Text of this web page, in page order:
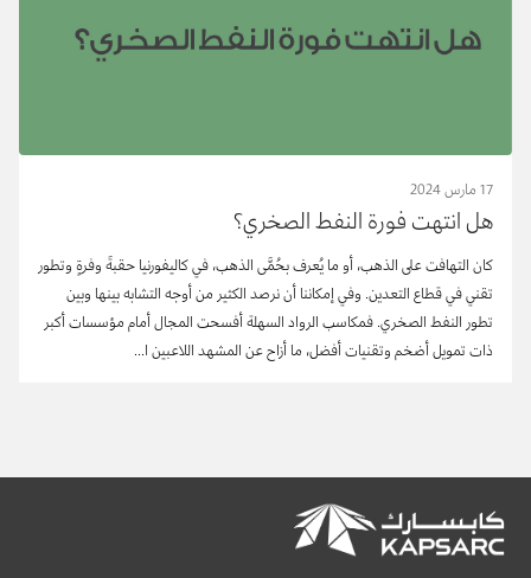
17 مارس 2024
هل انتهت فورة النفط الصخري؟
كان التهافت على الذهب، أو ما يُعرف بحُمَّى الذهب، في كاليفورنيا حقبةَ وفرةٍ وتطور
تقني في قطاع التعدين. وفي إمكاننا أن نرصد الكثير من أوجه التشابه بينها وبين
تطور النفط الصخري. فمكاسب الرواد السهلة أفسحت المجال أمام مؤسسات أكبر
ذات تمويل أضخم وتقنيات أفضل، ما أزاح عن المشهد اللاعبين ا...